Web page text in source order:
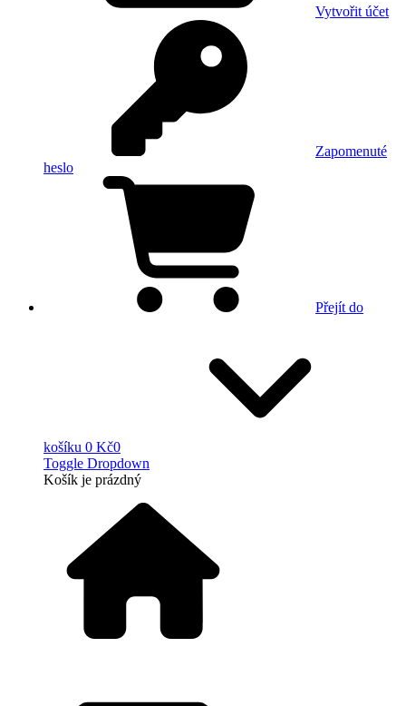
Vytvořit účet
Zapomenuté
heslo
Přejít do
košíku 0 Kč0
Toggle Dropdown
Košík je prázdný